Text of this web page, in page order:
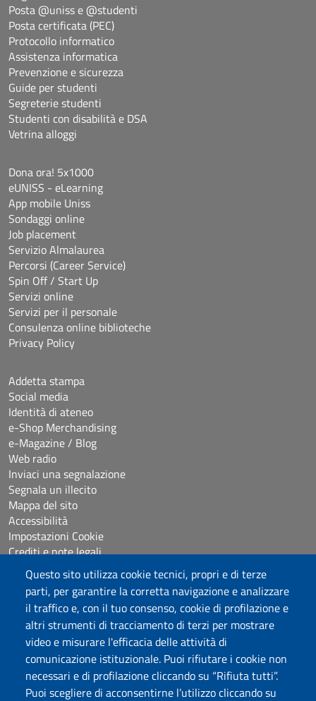
Questo sito utilizza cookie tecnici, propri e di terze
parti, per garantire la corretta navigazione e analizzare
il traffico e, con il tuo consenso, cookie di profilazione e
altri strumenti di tracciamento di terzi per mostrare
video e misurare l'efficacia delle attività di
comunicazione istituzionale. Puoi rifiutare i cookie non
necessari e di profilazione cliccando su “Rifiuta tutti”.
Puoi scegliere di acconsentirne l’utilizzo cliccando su
Università degli Studi di Sassari
Piazza Università 21, Sassari
Tel.: 800 882994 (Orientamento studenti)
Posta @uniss e @studenti
Posta certificata (PEC)
Protocollo informatico
Assistenza informatica
Prevenzione e sicurezza
Guide per studenti
Segreterie studenti
Studenti con disabilità e DSA
Vetrina alloggi
Dona ora! 5x1000
eUNISS - eLearning
App mobile Uniss
Sondaggi online
Job placement
Servizio Almalaurea
Percorsi (Career Service)
Spin Off / Start Up
Servizi online
Servizi per il personale
Consulenza online biblioteche
Privacy Policy
Addetta stampa
Social media
Identità di ateneo
e-Shop Merchandising
e-Magazine / Blog
Web radio
Inviaci una segnalazione
Segnala un illecito
Mappa del sito
Accessibilità
Impostazioni Cookie
Crediti e note legali
Seguici su
Chatta con noi